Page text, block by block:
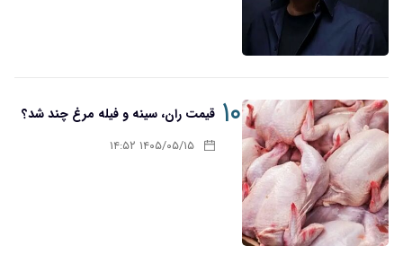
۱۰ قیمت ران، سینه و فیله مرغ چند شد؟
۱۴۰۵/۰۵/۱۵ ۱۴:۵۲